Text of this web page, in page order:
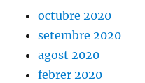
octubre 2020
setembre 2020
agost 2020
febrer 2020